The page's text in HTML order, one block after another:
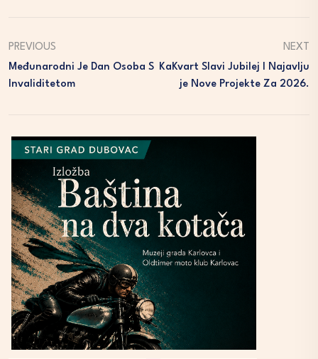
PREVIOUS
Međunarodni Je Dan Osoba S
Invaliditetom
NEXT
KaKvart Slavi Jubilej I Najavlju
Je Nove Projekte Za 2026.